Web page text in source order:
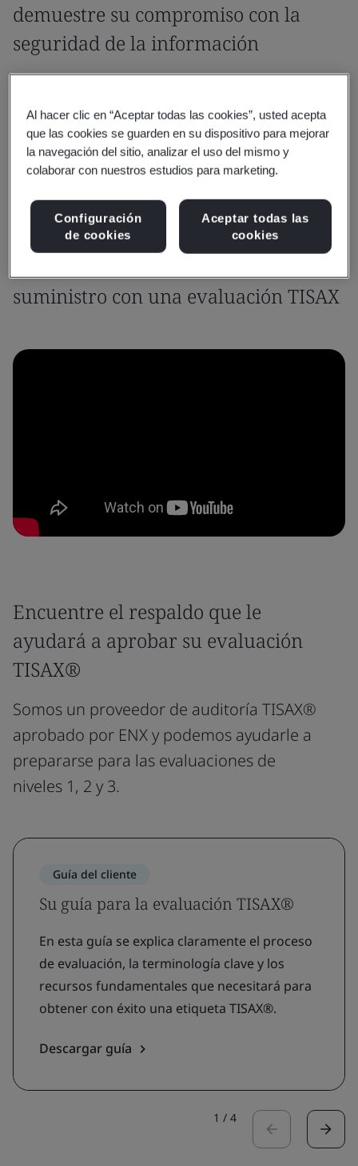
demuestre su compromiso con la
seguridad de la información
la integridad de la cadena de suministro automotriz
global.
suministro con una evaluación TISAX
Encuentre el respaldo que le
ayudará a aprobar su evaluación
TISAX®
Somos un proveedor de auditoría TISAX®
aprobado por ENX y podemos ayudarle a
prepararse para las evaluaciones de
niveles 1, 2 y 3.
Guía del cliente
Su guía para la evaluación TISAX®
En esta guía se explica claramente el proceso
de evaluación, la terminología clave y los
recursos fundamentales que necesitará para
obtener con éxito una etiqueta TISAX®.
Descargar guía
1 / 4
Al hacer clic en “Aceptar todas las cookies”, usted acepta
que las cookies se guarden en su dispositivo para mejorar
la navegación del sitio, analizar el uso del mismo y
colaborar con nuestros estudios para marketing.
Configuración
de cookies
Aceptar todas las
cookies